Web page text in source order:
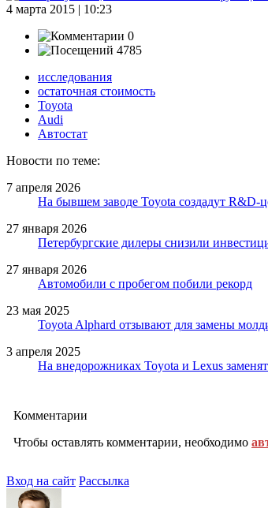
4 марта 2015 | 10:23
0
4785
исследования
остаточная стоимость
Toyota
Audi
Автостат
Новости по теме:
7 апреля 2026
На бывшем заводе Toyota создадут R&D-
27 января 2026
Петербургские дилеры снизили
27 января 2026
Автомобили с пробегом побили рекорд
23 мая 2025
Toyota Alphard отзывают для замены
3 апреля 2025
На внедорожниках Toyota и Lexus заменят
Комментарии
Чтобы оставлять комментарии, необходимо
Вход на сайт Рассылка